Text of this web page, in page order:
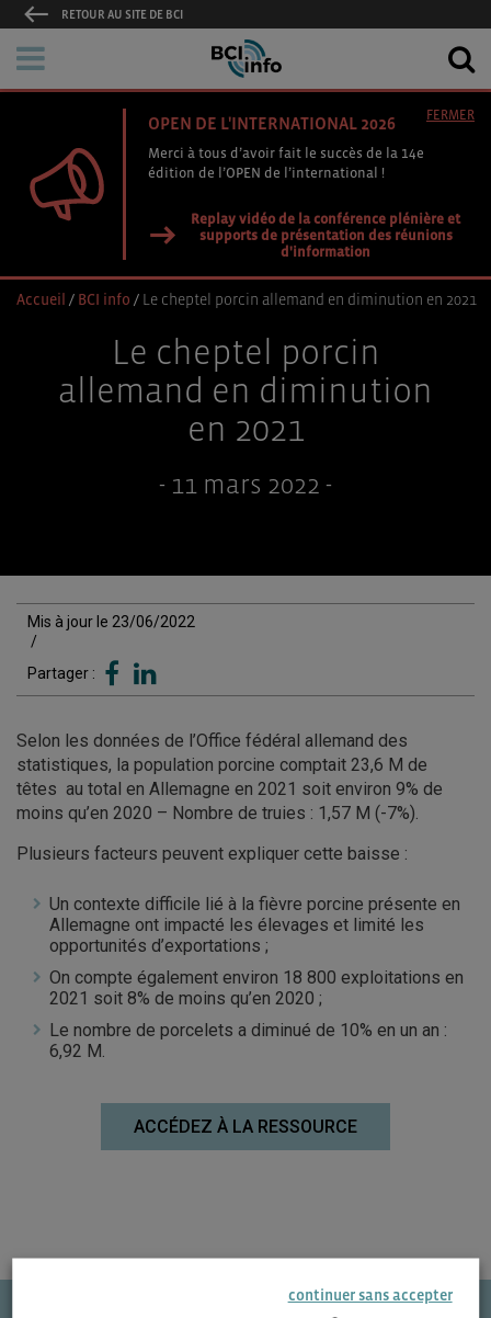
RETOUR AU SITE DE BCI
OPEN DE L'INTERNATIONAL 2026
Merci à tous d’avoir fait le succès de la 14e
édition de l’OPEN de l’international !
Replay vidéo de la conférence plénière et
supports de présentation des réunions
d'information
FERMER
Accueil / BCI info / Le cheptel porcin allemand en diminution en 2021
Le cheptel porcin
allemand en diminution
en 2021
- 11 mars 2022 -
Mis à jour le 23/06/2022
/
Partager :
Selon les données de l’Office fédéral allemand des
statistiques, la population porcine comptait 23,6 M de
têtes au total en Allemagne en 2021 soit environ 9% de
moins qu’en 2020 – Nombre de truies : 1,57 M (-7%).
Plusieurs facteurs peuvent expliquer cette baisse :
Un contexte difficile lié à la fièvre porcine présente en
Allemagne ont impacté les élevages et limité les
opportunités d’exportations ;
On compte également environ 18 800 exploitations en
2021 soit 8% de moins qu’en 2020 ;
Le nombre de porcelets a diminué de 10% en un an :
6,92 M.
ACCÉDEZ À LA RESSOURCE
continuer sans accepter